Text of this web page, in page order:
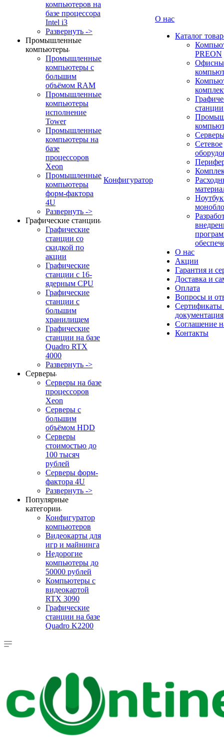
компьютеров на
базе процессора
Intel i3
Развернуть ->
Промышленные
компьютеры
Промышленные
компьютеры с
большим
объёмом RAM
Промышленные
компьютеры
исполнение
Tower
Промышленные
компьютеры на
базе
процессоров
Xeon
Промышленные
компьютеры
форм-фактора
4U
Развернуть ->
Графические станции
Графические
станции со
скидкой по
акции
Графические
станции с 16-
ядерным CPU
Графические
станции с
большим
хранилищем
Графические
станции на базе
Quadro RTX
4000
Развернуть ->
Серверы
Серверы на базе
процессоров
Xeon
Серверы с
большим
объёмом HDD
Серверы
стоимостью до
100 тысяч
рублей
Серверы форм-
фактора 4U
Развернуть ->
Популярные
категории
Конфигуратор
компьютеров
Видеокарты для
игр и майнинга
Недорогие
компьютеры до
50000 рублей
Компьютеры с
видеокартой
RTX 3090
Графические
станции на базе
Quadro K2200
Конфигуратор
О нас
Каталог
PREON
станции
Сетевое
О нас
Акции
Гарантия и
Доставка и
Оплата
Вопросы и
Сертификаты
документация
Соглашение
Контакты